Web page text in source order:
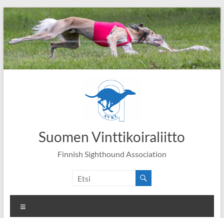
Skip
to
content
Suomen Vinttikoiraliitto
Finnish Sighthound Association